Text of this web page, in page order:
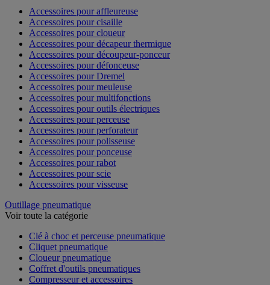
Accessoires pour affleureuse
Accessoires pour cisaille
Accessoires pour cloueur
Accessoires pour décapeur thermique
Accessoires pour découpeur-ponceur
Accessoires pour défonceuse
Accessoires pour Dremel
Accessoires pour meuleuse
Accessoires pour multifonctions
Accessoires pour outils électriques
Accessoires pour perceuse
Accessoires pour perforateur
Accessoires pour polisseuse
Accessoires pour ponceuse
Accessoires pour rabot
Accessoires pour scie
Accessoires pour visseuse
Outillage pneumatique
Voir toute la catégorie
Clé à choc et perceuse pneumatique
Cliquet pneumatique
Cloueur pneumatique
Coffret d'outils pneumatiques
Compresseur et accessoires